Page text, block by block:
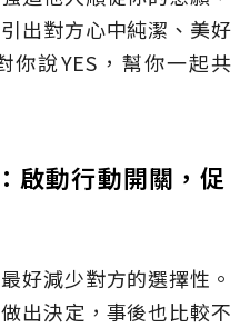
出對方心中純潔、美好
你說YES，幫你一起共
啟動行動開關，促
好減少對方的選擇性。
出決定，事後也比較不